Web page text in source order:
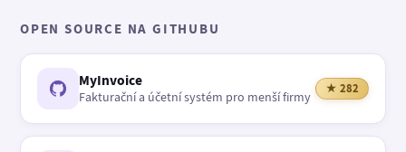
OPEN SOURCE NA GITHUBU
MyInvoice
Fakturační a účetní systém pro menší firmy
★ 282